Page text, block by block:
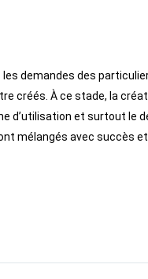
les demandes des
créés. À ce stade, la
d’utilisation et surtout le
mélangés avec succès et